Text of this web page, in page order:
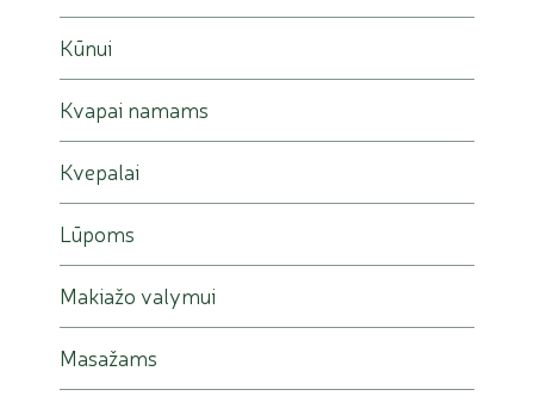
Kūnui
Kvapai namams
Kvepalai
Lūpoms
Makiažo valymui
Masažams